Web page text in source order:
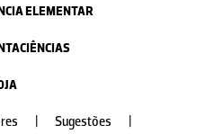
ELEMENTAR
Sugestões